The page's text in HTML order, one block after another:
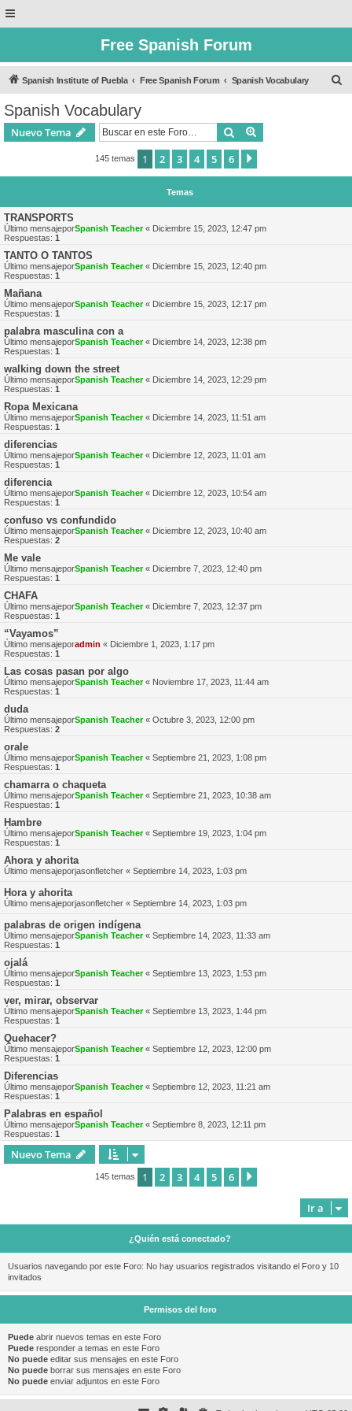
Free Spanish Forum
Spanish Institute of Puebla Free Spanish Forum Spanish Vocabulary
Spanish Vocabulary
Nuevo Tema Buscar
145 temas 1 2 3 4 5 6
Temas
TRANSPORTS
Último mensajeporSpanish Teacher« Diciembre 15, 2023, 12:47 pm
Respuestas: 1
TANTO O TANTOS
Último mensajeporSpanish Teacher« Diciembre 15, 2023, 12:40 pm
Respuestas: 1
Mañana
Último mensajeporSpanish Teacher« Diciembre 15, 2023, 12:17 pm
Respuestas: 1
palabra masculina con a
Último mensajeporSpanish Teacher« Diciembre 14, 2023, 12:38 pm
Respuestas: 1
walking down the street
Último mensajeporSpanish Teacher« Diciembre 14, 2023, 12:29 pm
Respuestas: 1
Ropa Mexicana
Último mensajeporSpanish Teacher« Diciembre 14, 2023, 11:51 am
Respuestas: 1
diferencias
Último mensajeporSpanish Teacher« Diciembre 12, 2023, 11:01 am
Respuestas: 1
diferencia
Último mensajeporSpanish Teacher« Diciembre 12, 2023, 10:54 am
Respuestas: 1
confuso vs confundido
Último mensajeporSpanish Teacher« Diciembre 12, 2023, 10:40 am
Respuestas: 2
Me vale
Último mensajeporSpanish Teacher« Diciembre 7, 2023, 12:40 pm
Respuestas: 1
CHAFA
Último mensajeporSpanish Teacher« Diciembre 7, 2023, 12:37 pm
Respuestas: 1
“Vayamos”
Último mensajeporadmin « Diciembre 1, 2023, 1:17 pm
Respuestas: 1
Las cosas pasan por algo
Último mensajeporSpanish Teacher« Noviembre 17, 2023, 11:44 am
Respuestas: 1
duda
Último mensajeporSpanish Teacher« Octubre 3, 2023, 12:00 pm
Respuestas: 2
orale
Último mensajeporSpanish Teacher« Septiembre 21, 2023, 1:08 pm
Respuestas: 1
chamarra o chaqueta
Último mensajeporSpanish Teacher« Septiembre 21, 2023, 10:38 am
Respuestas: 1
Hambre
Último mensajeporSpanish Teacher« Septiembre 19, 2023, 1:04 pm
Respuestas: 1
Ahora y ahorita
Último mensajeporjasonfletcher « Septiembre 14, 2023, 1:03 pm
Hora y ahorita
Último mensajeporjasonfletcher « Septiembre 14, 2023, 1:03 pm
palabras de origen indígena
Último mensajeporSpanish Teacher« Septiembre 14, 2023, 11:33 am
Respuestas: 1
ojalá
Último mensajeporSpanish Teacher« Septiembre 13, 2023, 1:53 pm
Respuestas: 1
ver, mirar, observar
Último mensajeporSpanish Teacher« Septiembre 13, 2023, 1:44 pm
Respuestas: 1
Quehacer?
Último mensajeporSpanish Teacher« Septiembre 12, 2023, 12:00 pm
Respuestas: 1
Diferencias
Último mensajeporSpanish Teacher« Septiembre 12, 2023, 11:21 am
Respuestas: 1
Palabras en español
Último mensajeporSpanish Teacher« Septiembre 8, 2023, 12:11 pm
Respuestas: 1
Nuevo Tema
145 temas 1 2 3 4 5 6
Ir a
¿Quién está conectado?
Usuarios navegando por este Foro: No hay usuarios registrados visitando el Foro y 10
invitados
Permisos del foro
Puede abrir nuevos temas en este Foro
Puede responder a temas en este Foro
No puede editar sus mensajes en este Foro
No puede borrar sus mensajes en este Foro
No puede enviar adjuntos en este Foro